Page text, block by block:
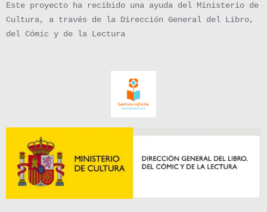
Este proyecto ha recibido una ayuda del Ministerio de
Cultura, a través de la Dirección General del Libro,
del Cómic y de la Lectura